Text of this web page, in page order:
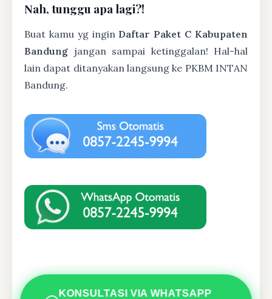
Nah, tunggu apa lagi?!
Buat kamu yg ingin Daftar Paket C Kabupaten
Bandung jangan sampai ketinggalan! Hal-hal
lain dapat ditanyakan langsung ke PKBM INTAN
Bandung.
KONSULTASI VIA WHATSAPP